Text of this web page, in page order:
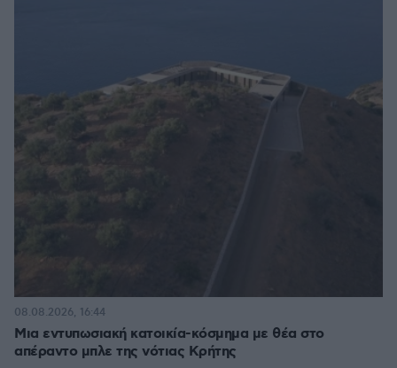
Μια εντυπωσιακή κατοικία-κόσμημα με θέα στο
απέραντο μπλε της νότιας Κρήτης
08.08.2026, 16:44